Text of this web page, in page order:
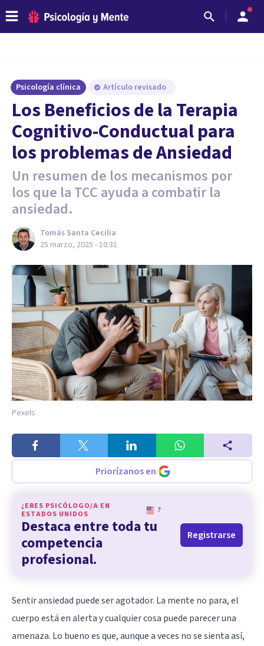
Psicología clínica Artículo revisado
Los Beneficios de la Terapia
Cognitivo-Conductual para
los problemas de Ansiedad
Un resumen de los mecanismos por
los que la TCC ayuda a combatir la
ansiedad.
Tomás Santa Cecilia
25 marzo, 2025 - 10:31
Pexels
Priorízanos en
¿ERES PSICÓLOGO/A EN
ESTADOS UNIDOS
?
Destaca entre toda tu
competencia
profesional.
Registrarse
Sentir ansiedad puede ser agotador. La mente no para, el
cuerpo está en alerta y cualquier cosa puede parecer una
amenaza. Lo bueno es que, aunque a veces no se sienta así,